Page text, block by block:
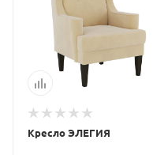
Кресло ЭЛЕГИЯ